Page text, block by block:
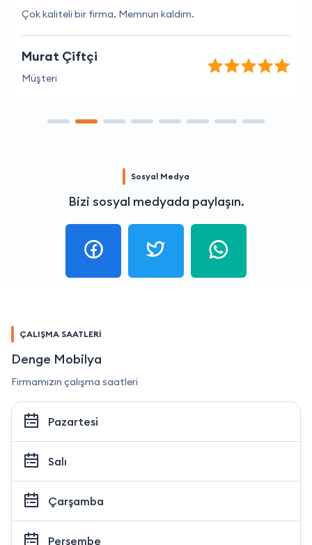
Çok kaliteli bir firma. Memnun kaldım.
Murat Çiftçi
Müşteri
Sosyal Medya
Bizi sosyal medyada paylaşın.
ÇALIŞMA SAATLERİ
Denge Mobilya
Firmamızın çalışma saatleri
Pazartesi
Salı
Çarşamba
Perşembe